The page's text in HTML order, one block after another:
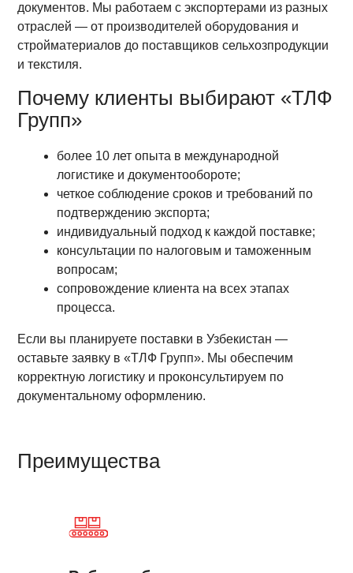
документов. Мы работаем с экспортерами из разных
отраслей — от производителей оборудования и
стройматериалов до поставщиков сельхозпродукции
и текстиля.
Почему клиенты выбирают «ТЛФ
Групп»
более 10 лет опыта в международной
логистике и документообороте;
четкое соблюдение сроков и требований по
подтверждению экспорта;
индивидуальный подход к каждой поставке;
консультации по налоговым и таможенным
вопросам;
сопровождение клиента на всех этапах
процесса.
Если вы планируете поставки в Узбекистан —
оставьте заявку в «ТЛФ Групп». Мы обеспечим
корректную логистику и проконсультируем по
документальному оформлению.
Преимущества